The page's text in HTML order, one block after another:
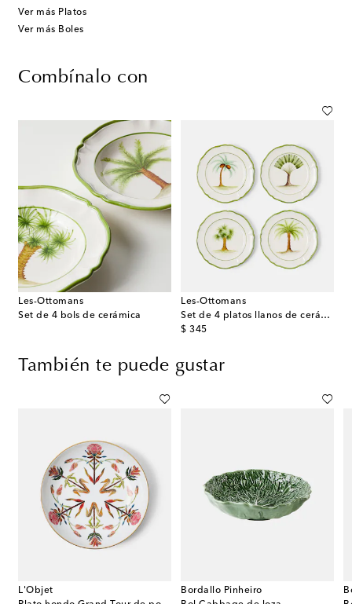
Ver más Platos
Ver más Boles
Combínalo con
Les-Ottomans
Set de 4 bols de cerámica
Les-Ottomans
Set de 4 platos llanos de cerámica
$ 345
original price
También te puede gustar
L'Objet
Bordallo Pinheiro